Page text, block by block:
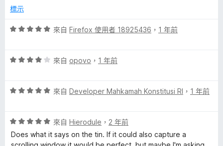
o
t
a
e
分
分
分
滿
分
標示
評
分
分
來自 Firefox 使用者 18925436 ， 1 年前
評
分
分
5
分
來自 opovo ， 1 年前
評
分
，
滿
來自 Developer Mahkamah Konstitusi RI ， 1 年前
評
價
5
來自 Hierodule ， 2 年前
Does what it says on the tin. If it could also capture a